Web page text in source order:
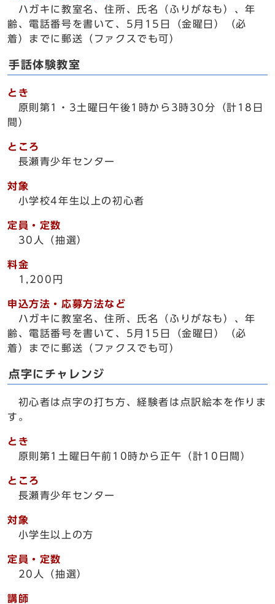
ハガキに教室名、住所、氏名（ふりがなも）、年
齢、電話番号を書いて、5月15日（金曜日）（必
着）までに郵送（ファクスでも可）
手話体験教室
とき
原則第1・3土曜日午後1時から3時30分（計18日
間）
ところ
長瀬青少年センター
対象
小学校4年生以上の初心者
定員・定数
30人（抽選）
料金
1,200円
申込方法・応募方法など
ハガキに教室名、住所、氏名（ふりがなも）、年
齢、電話番号を書いて、5月15日（金曜日）（必
着）までに郵送（ファクスでも可）
点字にチャレンジ
初心者は点字の打ち方、経験者は点訳絵本を作りま
す。
とき
原則第1土曜日午前10時から正午（計10日間）
ところ
長瀬青少年センター
対象
小学生以上の方
定員・定数
20人（抽選）
講師